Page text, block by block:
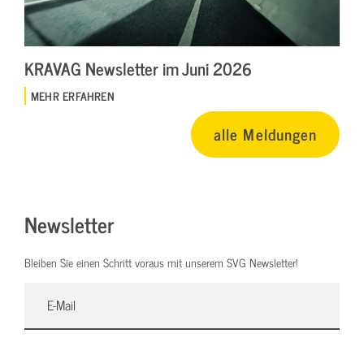
KRAVAG Newsletter im Juni 2026
MEHR ERFAHREN
alle Meldungen
Newsletter
Bleiben Sie einen Schritt voraus mit unserem SVG Newsletter!